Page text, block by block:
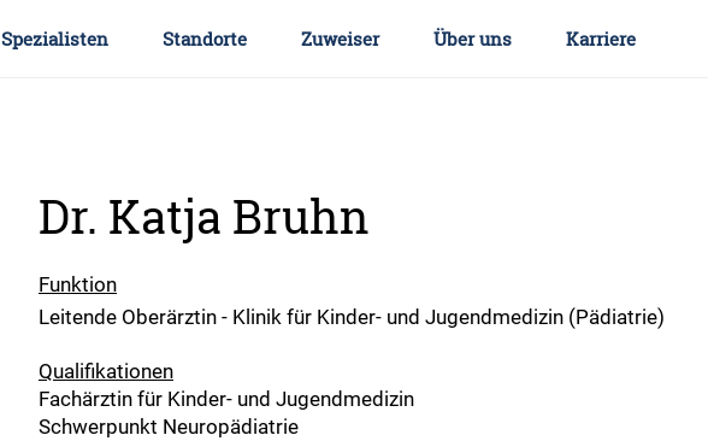
Spezialisten Standorte Zuweiser Über uns Karriere
Dr. Katja Bruhn
Funktion
Leitende Oberärztin - Klinik für Kinder- und Jugendmedizin (Pädiatrie)
Qualifikationen
Fachärztin für Kinder- und Jugendmedizin
Schwerpunkt Neuropädiatrie